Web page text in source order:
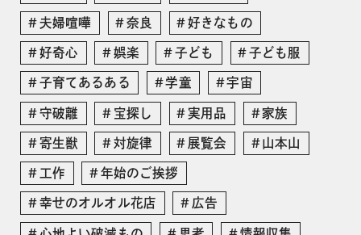
夫婦喧嘩 奈良 好きなもの
好奇心 娯楽 子ども 子ども服
子育てあるある 学童 宇宙
守破離 宝探し 実用品 家族
寄生獣 対旋律 展覧会 山本山
工作 年始のご挨拶
幸せのオルオル花店 広告